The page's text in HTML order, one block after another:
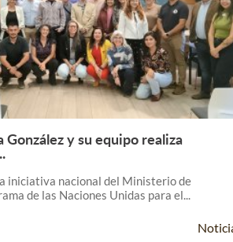
Leer Más +
González y su equipo realiza
iniciativa nacional del Ministerio de
de las Naciones Unidas para el...